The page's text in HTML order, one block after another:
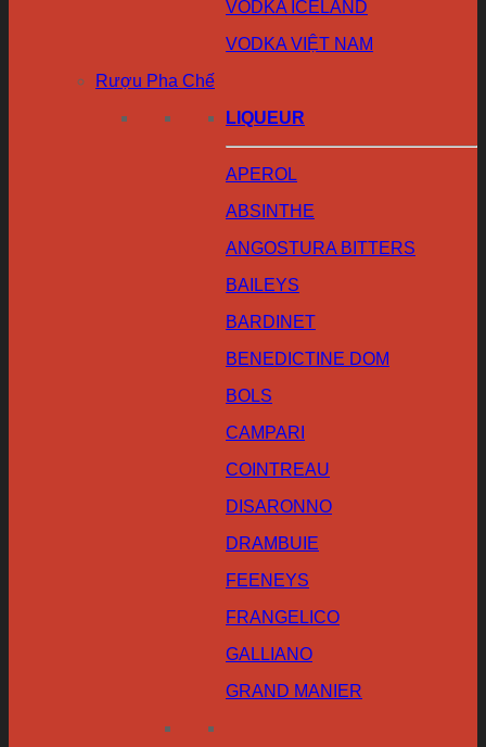
VODKA ICELAND
VODKA VIỆT NAM
Rượu Pha Chế
LIQUEUR
APEROL
ABSINTHE
ANGOSTURA BITTERS
BAILEYS
BARDINET
BENEDICTINE DOM
BOLS
CAMPARI
COINTREAU
DISARONNO
DRAMBUIE
FEENEYS
FRANGELICO
GALLIANO
GRAND MANIER